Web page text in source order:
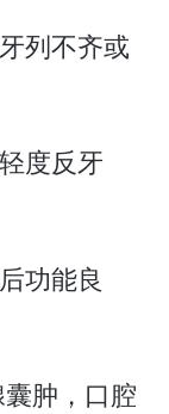
列不齐或
度反牙
功能良
肿，口腔